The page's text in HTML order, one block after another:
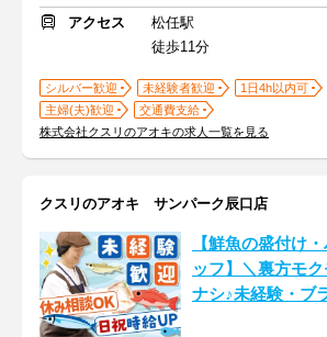
アクセス
松任駅
徒歩11分
シルバー歓迎 未経験者歓迎
1日4h以内可
主婦(夫)歓迎
交通費支給
株式会社クスリのアオキの求人一覧を見る
クスリのアオキ サンパーク辰口店
【鮮魚の盛付け
ッフ】＼裏方モ
ナシ♪未経験・ブ